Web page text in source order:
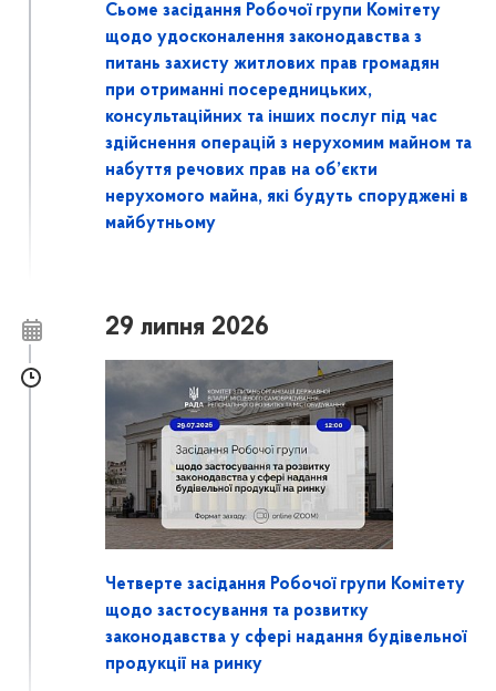
Сьоме засідання Робочої групи Комітету
щодо удосконалення законодавства з
питань захисту житлових прав громадян
при отриманні посередницьких,
консультаційних та інших послуг під час
здійснення операцій з нерухомим майном та
набуття речових прав на об’єкти
нерухомого майна, які будуть споруджені в
майбутньому
29 липня 2026
Четверте засідання Робочої групи Комітету
щодо застосування та розвитку
законодавства у сфері надання будівельної
продукції на ринку